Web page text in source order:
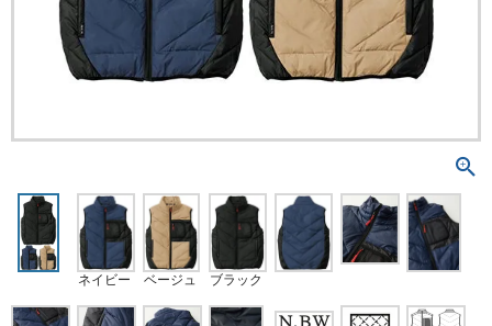
ネイビー ベージュ ブラック